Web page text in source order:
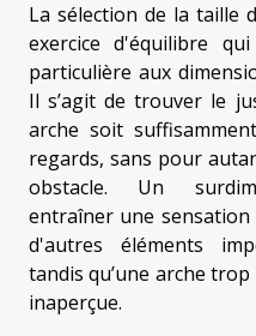
La sélection de la taille
exercice d'équilibre
particulière aux
Il s’agit de trouver le
arche soit
regards, sans pour
obstacle. Un
entraîner une sensation
d'autres éléments
tandis qu’une arche
inaperçue.